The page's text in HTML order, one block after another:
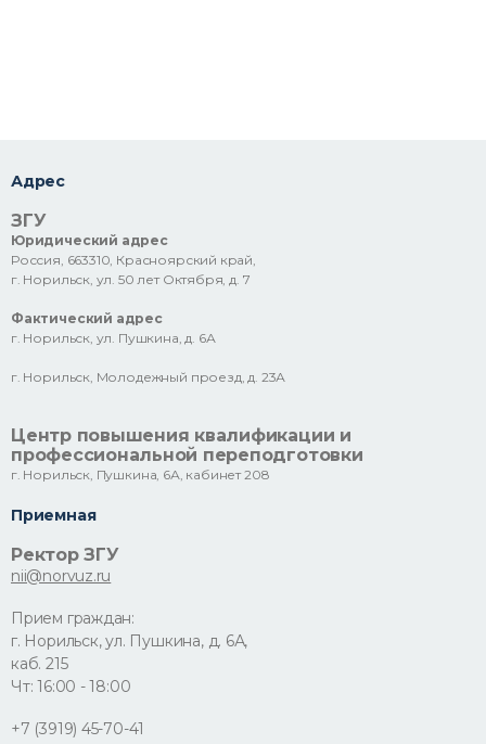
Адрес
ЗГУ
Юридический адрес
Россия, 663310, Красноярский край,
г. Норильск, ул. 50 лет Октября, д. 7
Фактический адрес
г. Норильск, ул. Пушкина, д. 6А
г. Норильск, Молодежный проезд, д. 23А
Центр повышения квалификации и
профессиональной переподготовки
г. Норильск, Пушкина, 6А, кабинет 208
Приемная
Ректор ЗГУ
nii@norvuz.ru
Прием граждан:
г. Норильск, ул. Пушкина, д. 6А,
каб. 215
Чт: 16:00 - 18:00
+7 (3919) 45-70-41